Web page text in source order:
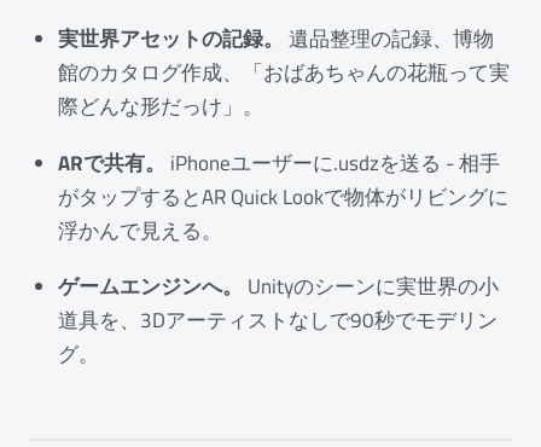
実世界アセットの記録。 遺品整理の記録、博物
館のカタログ作成、「おばあちゃんの花瓶って実
際どんな形だっけ」。
ARで共有。
iPhoneユーザーに.usdzを送る - 相手
がタップするとAR Quick Lookで物体がリビングに
浮かんで見える。
ゲームエンジンへ。
Unityのシーンに実世界の小
道具を、3Dアーティストなしで90秒でモデリン
グ。